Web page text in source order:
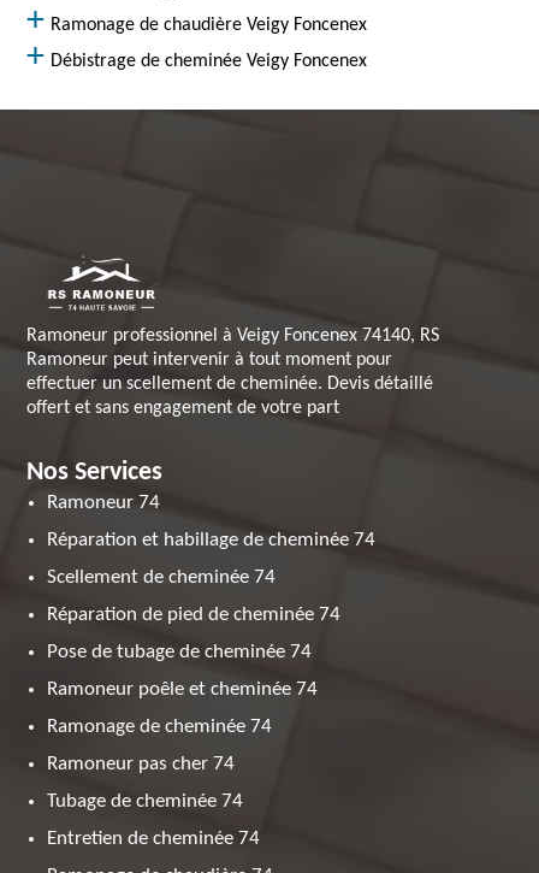
Ramonage de chaudière Veigy Foncenex
Débistrage de cheminée Veigy Foncenex
Ramoneur professionnel à Veigy Foncenex 74140, RS
Ramoneur peut intervenir à tout moment pour
effectuer un scellement de cheminée. Devis détaillé
offert et sans engagement de votre part
Nos Services
Ramoneur 74
Réparation et habillage de cheminée 74
Scellement de cheminée 74
Réparation de pied de cheminée 74
Pose de tubage de cheminée 74
Ramoneur poêle et cheminée 74
Ramonage de cheminée 74
Ramoneur pas cher 74
Tubage de cheminée 74
Entretien de cheminée 74